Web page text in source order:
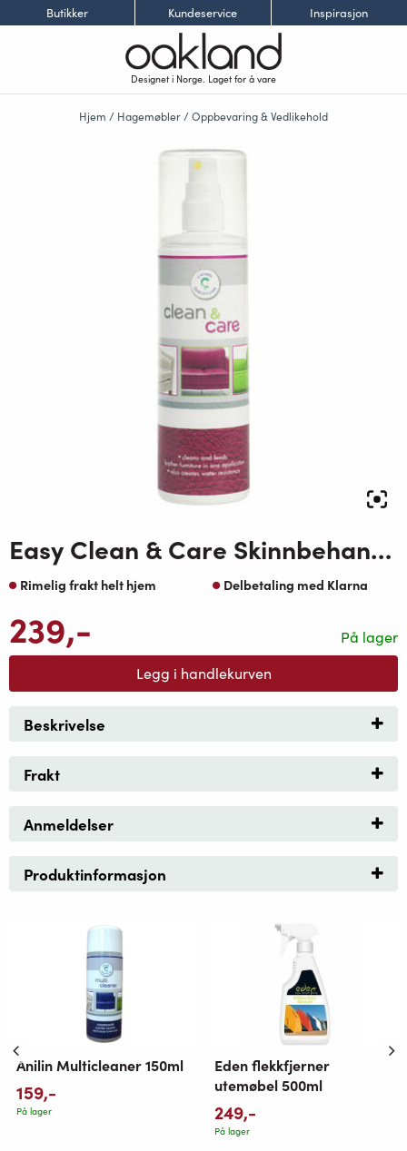
Butikker Kundeservice Inspirasjon
Designet i Norge. Laget for å vare
Hjem / Hagemøbler /Oppbevaring & Vedlikehold
Easy Clean & Care Skinnbehandling
Rimelig frakt helt hjem Delbetaling med Klarna
På lager
239,-
Legg i handlekurven
Beskrivelse
Frakt
Anmeldelser
Produktinformasjon
Anilin Multicleaner 150ml
159,-
På lager
Eden flekkfjerner
utemøbel 500ml
249,-
På lager